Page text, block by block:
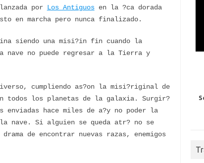
por Los Antiguosen la ?ca dorada
en marcha pero nunca finalizado.
siendo una misi?in fin cuando la
nave no puede regresar a la Tierra y
cumpliendo as?on la misi?riginal de
todos los planetas de la galaxia. Surgir?
hace miles de a?y no poder la
nave. Si alguien se queda atr? no se
de encontrar nuevas razas, enemigos